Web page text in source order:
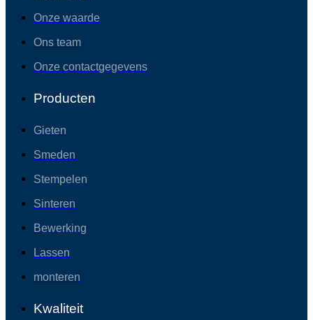
Onze waarde
Ons team
Onze contactgegevens
Producten
Gieten
Smeden
Stempelen
Sinteren
Bewerking
Lassen
monteren
Kwaliteit